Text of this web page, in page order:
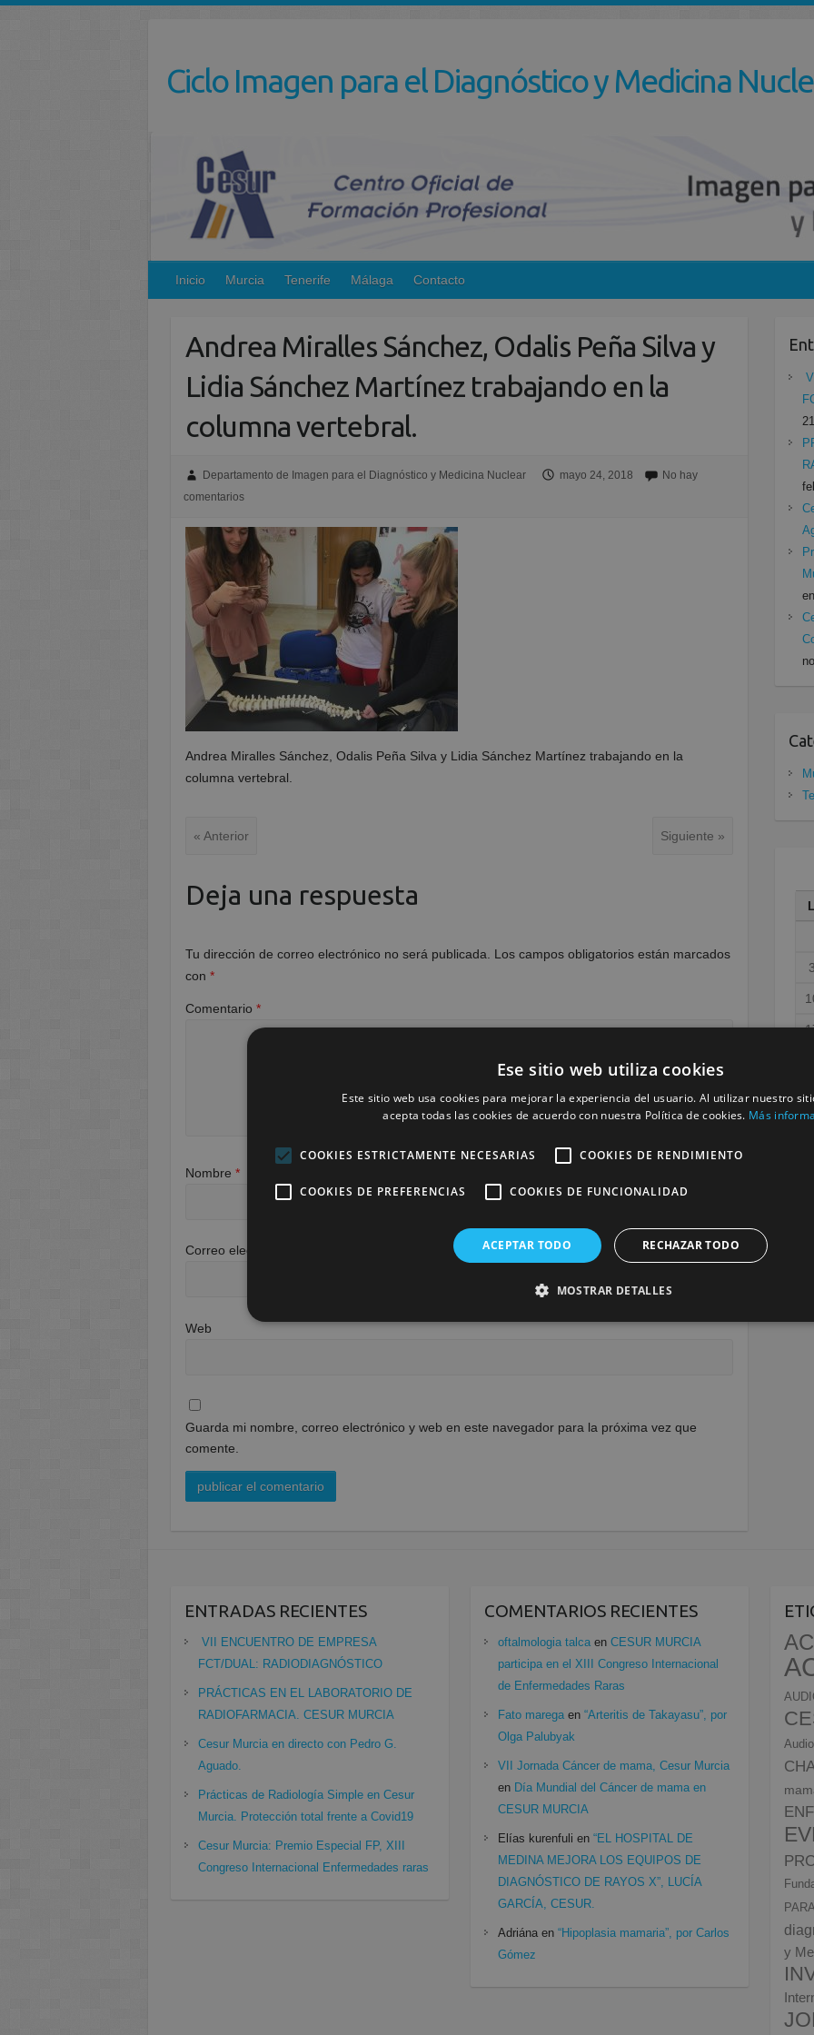
Ciclo Imagen para el Diagnóstico y Medicina
Inicio Murcia Tenerife Málaga Contacto
Andrea Miralles Sánchez, Odalis Peña Silva y
Lidia Sánchez Martínez trabajando en la
columna vertebral.
Departamento de Imagen para el Diagnóstico y Medicina Nuclear mayo 24, 2018
No hay
comentarios
Andrea Miralles Sánchez, Odalis Peña Silva y Lidia Sánchez Martínez trabajando en la
columna vertebral.
« Anterior Siguiente »
Deja una respuesta
Tu dirección de correo electrónico no será publicada. Los campos obligatorios están marcados
con*
Comentario*
Nombre*
Correo electrónico
Web
Guarda mi nombre, correo electrónico y web en este navegador para la próxima vez que
comente.
L
3
31
«
ENTRADAS RECIENTES
VII ENCUENTRO DE EMPRESA
FCT/DUAL: RADIODIAGNÓSTICO
PRÁCTICAS EN EL LABORATORIO DE
RADIOFARMACIA. CESUR MURCIA
Cesur Murcia en directo con Pedro G.
Aguado.
Prácticas de Radiología Simple en Cesur
Murcia. Protección total frente a Covid19
Cesur Murcia: Premio Especial FP, XIII
Congreso Internacional Enfermedades raras
COMENTARIOS RECIENTES
oftalmologia talca enCESUR MURCIA
participa en el XIII Congreso Internacional
de Enfermedades Raras
Fato marega en“Arteritis de Takayasu”, por
Olga Palubyak
VII Jornada Cáncer de mama, Cesur Murcia
en Día Mundial del Cáncer de mama en
CESUR MURCIA
Elías kurenfuli en“EL HOSPITAL DE
MEDINA MEJORA LOS EQUIPOS DE
DIAGNÓSTICO DE RAYOS X”, LUCÍA
GARCÍA, CESUR.
Adriána en“Hipoplasia mamaria”, por Carlos
Gómez
y
Ese sitio web utiliza cookies
Este sitio web usa cookies para mejorar la experiencia del usuario. Al utilizar nuestro
acepta todas las cookies de acuerdo con nuestra Política de cookies. Más
COOKIES ESTRICTAMENTE NECESARIAS COOKIES DE RENDIMIENTO
COOKIES DE PREFERENCIAS COOKIES DE FUNCIONALIDAD
ACEPTAR TODO RECHAZAR TODO
MOSTRAR DETALLES